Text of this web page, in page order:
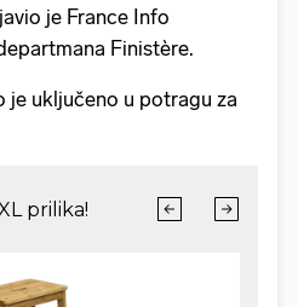
je France Info
Finistère.
uključeno u potragu za